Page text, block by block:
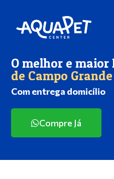
O melhor e maior
de Campo
Com entrega domicílio
Compre Já